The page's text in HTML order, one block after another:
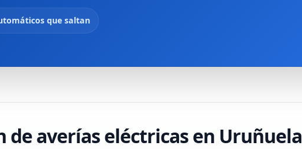
que saltan
de averías eléctricas en Uruñuela